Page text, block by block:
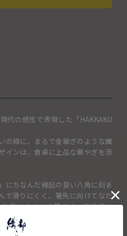
代の感性で表現した「HAKKAKU
の緑に、まるで金継ぎのような繊
インは、食卓に上品な華やぎを添
にちなんだ縁起の良い八角に刻ま
で滑りにくく、箸先に向けてなだ
扱いやすいお箸です。次世代へ
事の「ひと刻（とき）」を大切に
ています。お祝いの席や贈り物に